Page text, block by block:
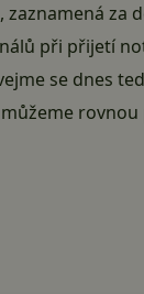
zaznamená
při přijetí
se dnes
rovnou